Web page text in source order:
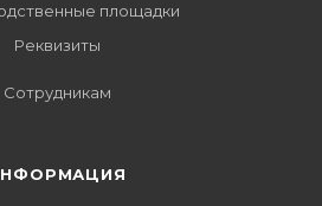
площадки
Реквизиты
Сотрудникам